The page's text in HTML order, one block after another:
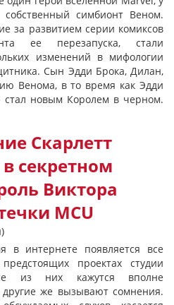
собственный симбионт Веном.
за развитием серии комиксов
ее перезапуска, стали
изменений в мифологии
Сын Эдди Брока, Дилан,
Венома, в то время как Эдди
стал новым Королем в черном.
Скарлетт
секретном
Виктора
MCU
в интернете появляется все
проектах студии
из них кажутся вполне
же вызывают сомнения.